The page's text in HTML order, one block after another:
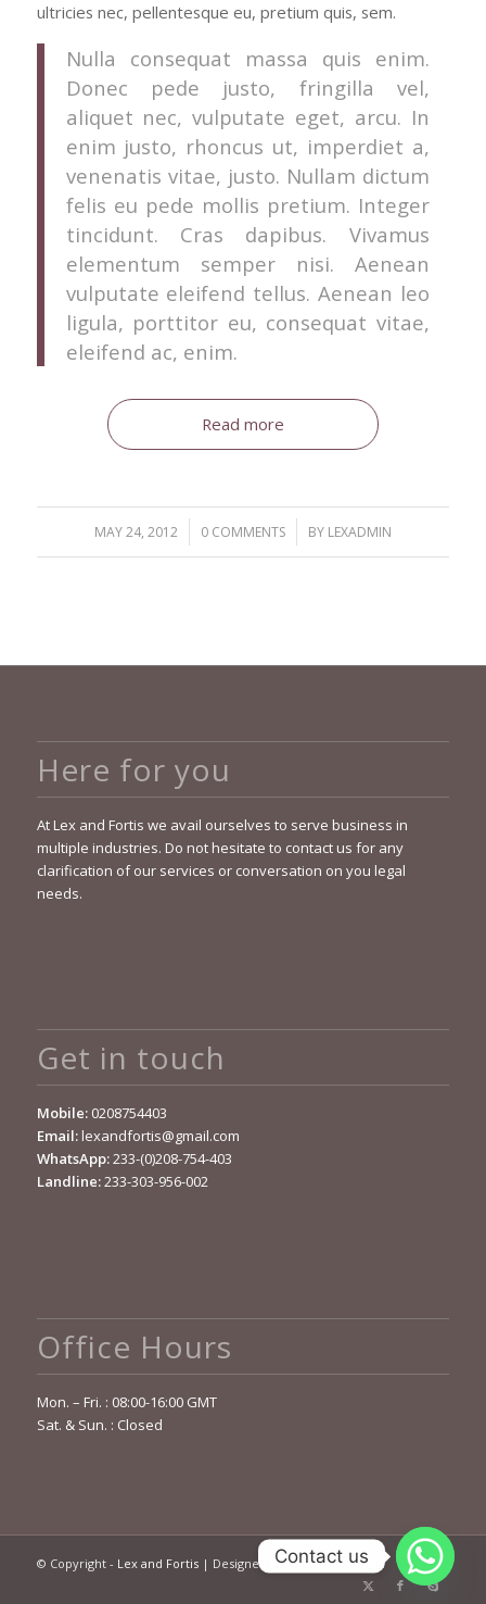
ultricies nec, pellentesque eu, pretium quis, sem.
Nulla consequat massa quis enim.
Donec pede justo, fringilla vel,
aliquet nec, vulputate eget, arcu. In
enim justo, rhoncus ut, imperdiet a,
venenatis vitae, justo. Nullam dictum
felis eu pede mollis pretium. Integer
tincidunt. Cras dapibus. Vivamus
elementum semper nisi. Aenean
vulputate eleifend tellus. Aenean leo
ligula, porttitor eu, consequat vitae,
eleifend ac, enim.
Read more
MAY 24, 2012
/ 0 COMMENTS
/ BY LEXADMIN
Here for you
At Lex and Fortis we avail ourselves to serve business in
multiple industries. Do not hesitate to contact us for any
clarification of our services or conversation on you legal
needs.
Get in touch
Mobile:0208754403
Email:lexandfortis@gmail.com
WhatsApp:233-(0)208-754-403
Landline:233-303-956-002
Office Hours
Mon. – Fri. : 08:00-16:00 GMT
Sat. & Sun. : Closed
© Copyright - Lex and Fortis| Designed byOCELOT Sys. Ltd.
Contact us